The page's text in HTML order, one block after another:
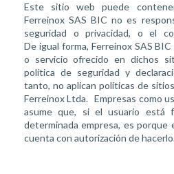
Este sitio web puede
Ferreinox SAS BIC no es
seguridad o privacidad, o el
De igual forma, Ferreinox SAS
o servicio ofrecido en dichos
política de seguridad y
tanto, no aplican políticas de
Ferreinox Ltda. Empresas como
asume que, si el usuario está
determinada empresa, es
cuenta con autorización de